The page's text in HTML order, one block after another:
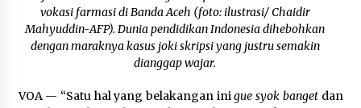
Pendahuluan Partai Republik
February 27, 2024
Peneliti: Lebih Baik Olahraga Ringan Rutin
January 4, 2024
vokasi farmasi di Banda Aceh (foto: ilustrasi/ Chaidir
Mahyuddin-AFP). Dunia pendidikan Indonesia dihebohkan
dengan maraknya kasus joki skripsi yang justru semakin
dianggap wajar.
VOA — “Satu hal yang belakangan inigue syok banget dan